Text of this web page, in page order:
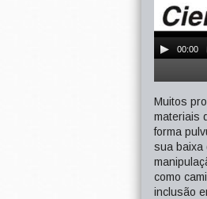
00:00
Muitos
materiais
forma
sua baixa
como
inclusão